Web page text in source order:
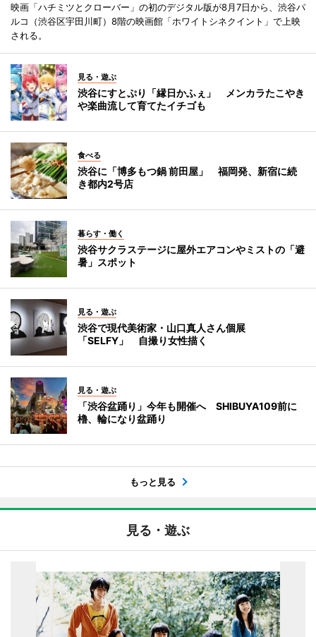
映画「ハチミツとクローバー」の初のデジタル版が8月7日から、渋谷パ
ルコ（渋谷区宇田川町）8階の映画館「ホワイトシネクイント」で上映
される。
見る・遊ぶ
渋谷にすとぷり「縁日かふぇ」 メンカラたこやき
や楽曲流して育てたイチゴも
食べる
渋谷に「博多もつ鍋 前田屋」 福岡発、新宿に続
き都内2号店
暮らす・働く
渋谷サクラステージに屋外エアコンやミストの「避
暑」スポット
見る・遊ぶ
渋谷で現代美術家・山口真人さん個展
「SELFY」 自撮り女性描く
見る・遊ぶ
「渋谷盆踊り」今年も開催へ SHIBUYA109前に
櫓、輪になり盆踊り
もっと見る
見る・遊ぶ